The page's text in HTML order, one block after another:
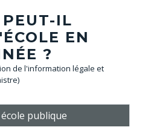
IL
EN
?
de l'information légale et
publique